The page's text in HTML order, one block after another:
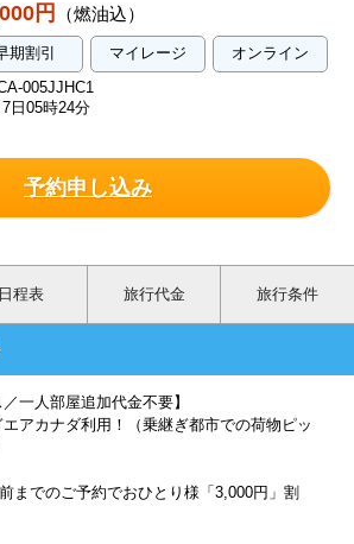
円 （燃油込）
期割引 マイレージ
オンライン
005JJHC1
日05時24分
予約申し込み
日程表 旅行代金 旅行条件
一人部屋追加代金不要】
アカナダ利用！（乗継ぎ都市での荷物ピッ
までのご予約でおひとり様「3,000円」割